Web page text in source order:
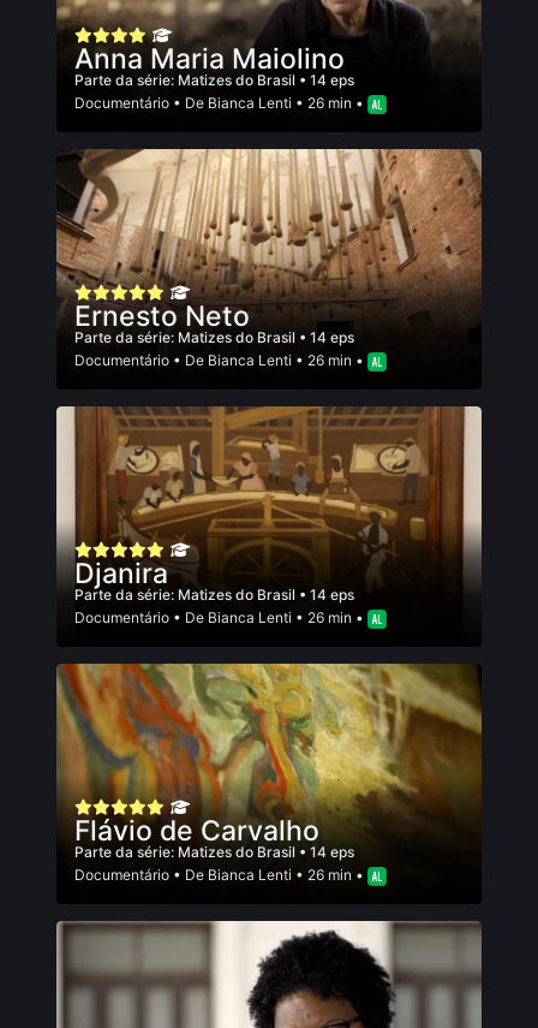
Anna Maria Maiolino
Parte da série: Matizes do Brasil • 14 eps
Documentário • De Bianca Lenti • 26 min •
Ernesto Neto
Parte da série: Matizes do Brasil • 14 eps
Documentário • De Bianca Lenti • 26 min •
Djanira
Parte da série: Matizes do Brasil • 14 eps
Documentário • De Bianca Lenti • 26 min •
Flávio de Carvalho
Parte da série: Matizes do Brasil • 14 eps
Documentário • De Bianca Lenti • 26 min •